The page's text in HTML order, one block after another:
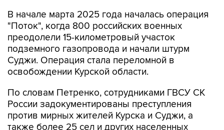
В начале марта 2025 года началась операция
"Поток", когда 800 российских военных
преодолели 15-километровый участок
подземного газопровода и начали штурм
Суджи. Операция стала переломной в
освобождении Курской области.
По словам Петренко, сотрудниками ГВСУ СК
России задокументированы преступления
против мирных жителей Курска и Суджи, а
также более 25 сел и других населенных